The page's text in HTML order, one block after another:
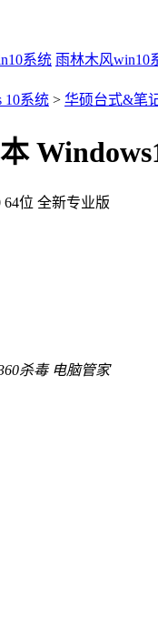
系统 雨林木风win10
10系统 > 华硕台式&笔
杀毒 电脑管家